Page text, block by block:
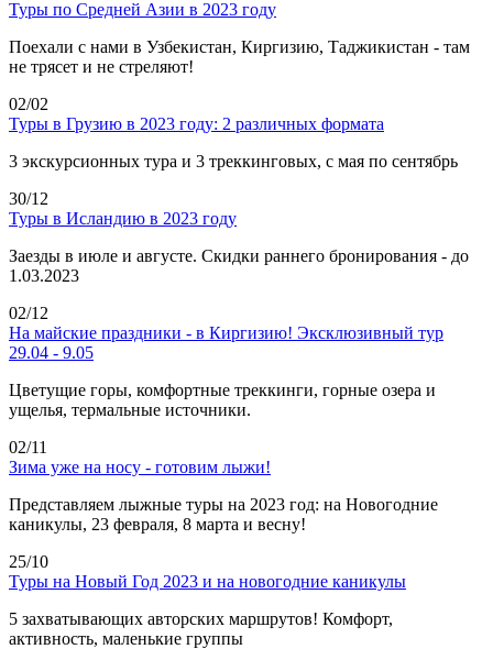
Туры по Средней Азии в 2023 году
Поехали с нами в Узбекистан, Киргизию, Таджикистан - там
не трясет и не стреляют!
02/02
Туры в Грузию в 2023 году: 2 различных формата
3 экскурсионных тура и 3 треккинговых, с мая по сентябрь
30/12
Туры в Исландию в 2023 году
Заезды в июле и августе. Скидки раннего бронирования - до
1.03.2023
02/12
На майские праздники - в Киргизию! Эксклюзивный тур
29.04 - 9.05
Цветущие горы, комфортные треккинги, горные озера и
ущелья, термальные источники.
02/11
Зима уже на носу - готовим лыжи!
Представляем лыжные туры на 2023 год: на Новогодние
каникулы, 23 февраля, 8 марта и весну!
25/10
Туры на Новый Год 2023 и на новогодние каникулы
5 захватывающих авторских маршрутов! Комфорт,
активность, маленькие группы